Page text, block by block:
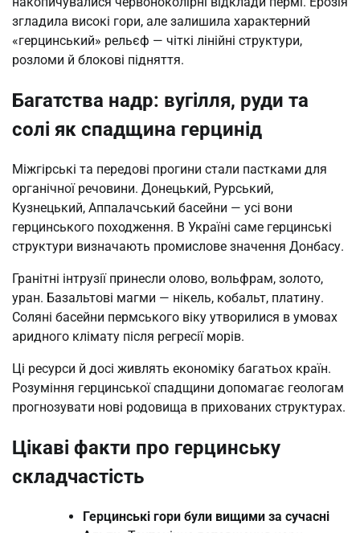
згладила високі гори, але залишила характерний
«герцинський» рельєф — чіткі лінійні структури,
розломи й блокові підняття.
Багатства надр: вугілля, руди та
солі як спадщина герцинід
Міжгірські та передові прогини стали пастками для
органічної речовини. Донецький, Рурський,
Кузнецький, Аппалачський басейни — усі вони
герцинського походження. В Україні саме герцинські
структури визначають промислове значення Донбасу.
Гранітні інтрузії принесли олово, вольфрам, золото,
уран. Базальтові магми — нікель, кобальт, платину.
Соляні басейни пермського віку утворилися в умовах
аридного клімату після регресії морів.
Ці ресурси й досі живлять економіку багатьох країн.
Розуміння герцинської спадщини допомагає геологам
прогнозувати нові родовища в прихованих структурах.
Цікаві факти про герцинську
складчастість
Герцинські гори були вищими за сучасні